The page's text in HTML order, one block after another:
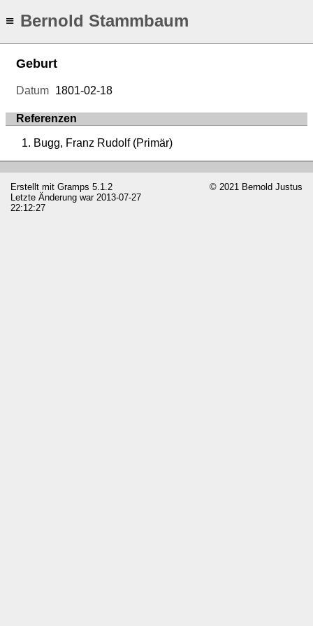
≡ Bernold Stammbaum
Geburt
Datum 1801-02-18
Referenzen
Bugg, Franz Rudolf (Primär)
Erstellt mit Gramps 5.1.2
Letzte Änderung war 2013-07-27
22:12:27
© 2021 Bernold Justus